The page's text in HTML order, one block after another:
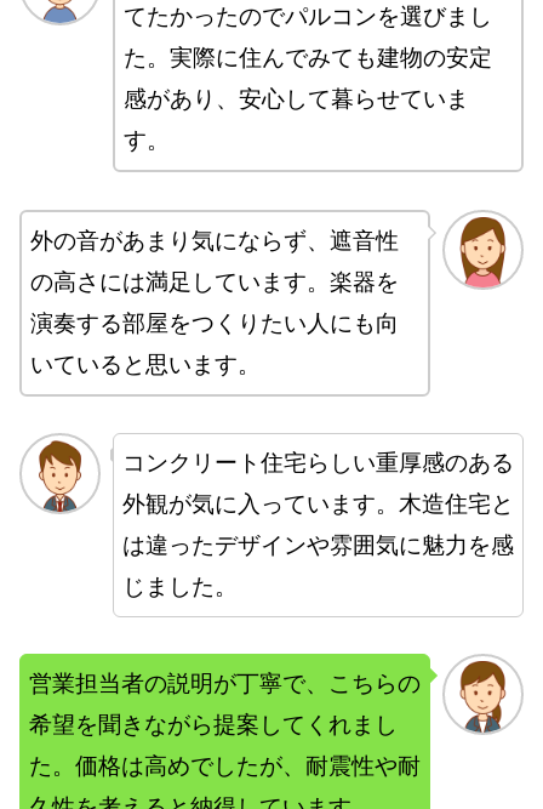
てたかったのでパルコンを選びまし
た。実際に住んでみても建物の安定
感があり、安心して暮らせていま
す。
外の音があまり気にならず、遮音性
の高さには満足しています。楽器を
演奏する部屋をつくりたい人にも向
いていると思います。
コンクリート住宅らしい重厚感のある
外観が気に入っています。木造住宅と
は違ったデザインや雰囲気に魅力を感
じました。
営業担当者の説明が丁寧で、こちらの
希望を聞きながら提案してくれまし
た。価格は高めでしたが、耐震性や耐